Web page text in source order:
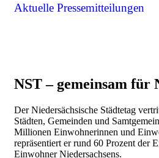
Aktuelle Pressemitteilungen
NST – gemeinsam für
Der Niedersächsische Städtetag
Städten, Gemeinden und
Millionen Einwohnerinnen und
repräsentiert er rund 60 Prozent der
Einwohner Niedersachsens.